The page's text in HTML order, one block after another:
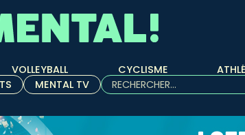
VOLLEYBALL CYCLISME
MENTAL TV
Rechercher :